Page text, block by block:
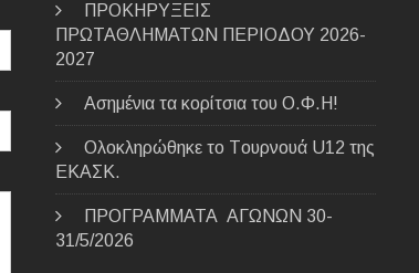
ΠΡΟΚΗΡΥΞΕΙΣ
ΠΡΩΤΑΘΛΗΜΑΤΩΝ ΠΕΡΙΟΔΟΥ 2026-
2027
Ασημένια τα κορίτσια του Ο.Φ.Η!
Ολοκληρώθηκε το Tουρνουά U12 της
ΕΚΑΣΚ.
ΠΡΟΓΡΑΜΜΑΤΑ ΑΓΩΝΩΝ 30-
31/5/2026